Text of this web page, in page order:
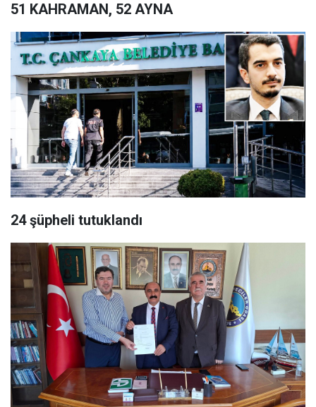
51 KAHRAMAN, 52 AYNA
24 şüpheli tutuklandı